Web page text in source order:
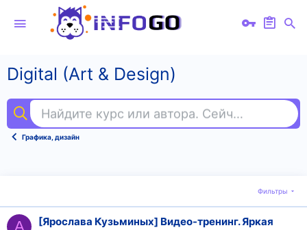
Digital (Art & Design)
Найдите курс или автора. Сейчас ищут
Графика, дизайн
Фильтры
A
[Ярослава Кузьминых] Видео-тренинг. Яркая